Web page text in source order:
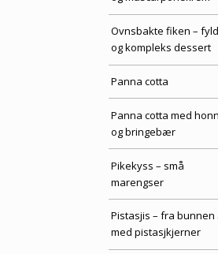
Ovnsbakte fiken –
og kompleks dessert
Panna cotta
Panna cotta med
og bringebær
Pikekyss – små
marengser
Pistasjis – fra bunnen
med pistasjkjerner